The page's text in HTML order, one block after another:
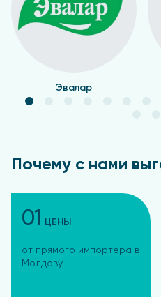
Эвалар
Почему с нами
01 ЦЕНЫ
от прямого импортера в
Молдову